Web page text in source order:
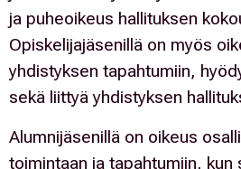
ja puheoikeus hallituksen
Opiskelijajäsenillä on myös
yhdistyksen tapahtumiin,
sekä liittyä yhdistyksen
Alumnijäsenillä on oikeus
toimintaan ja tapahtumiin, kun